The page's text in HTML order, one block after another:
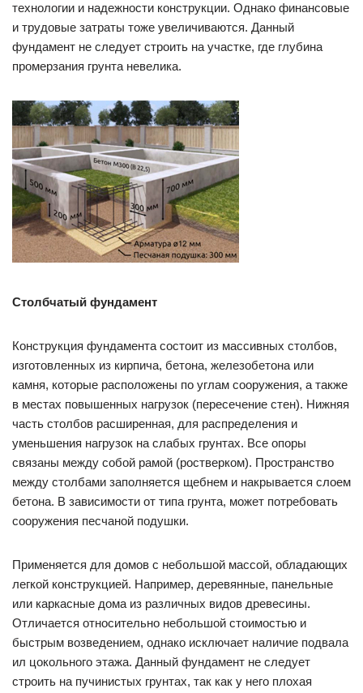
технологии и надежности конструкции. Однако финансовые
и трудовые затраты тоже увеличиваются. Данный
фундамент не следует строить на участке, где глубина
промерзания грунта невелика.
Столбчатый фундамент
Конструкция фундамента состоит из массивных столбов,
изготовленных из кирпича, бетона, железобетона или
камня, которые расположены по углам сооружения, а также
в местах повышенных нагрузок (пересечение стен). Нижняя
часть столбов расширенная, для распределения и
уменьшения нагрузок на слабых грунтах. Все опоры
связаны между собой рамой (ростверком). Пространство
между столбами заполняется щебнем и накрывается слоем
бетона. В зависимости от типа грунта, может потребовать
сооружения песчаной подушки.
Применяется для домов с небольшой массой, обладающих
легкой конструкцией. Например, деревянные, панельные
или каркасные дома из различных видов древесины.
Отличается относительно небольшой стоимостью и
быстрым возведением, однако исключает наличие подвала
ил цокольного этажа. Данный фундамент не следует
строить на пучинистых грунтах, так как у него плохая